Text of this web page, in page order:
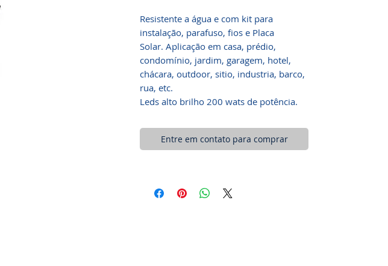
Resistente a água e com kit para
instalação, parafuso, fios e Placa
Solar. Aplicação em casa, prédio,
condomínio, jardim, garagem, hotel,
chácara, outdoor, sitio, industria, barco,
rua, etc.
Leds alto brilho 200 wats de potência.
Entre em contato para comprar